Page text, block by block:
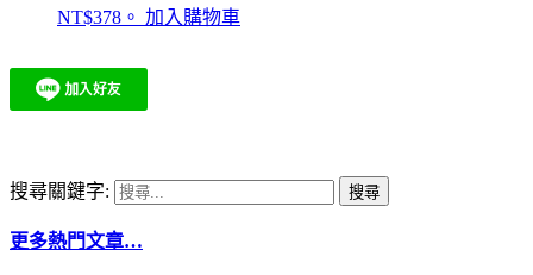
NT$378。 加入購物車
搜尋關鍵字:
更多熱門文章…